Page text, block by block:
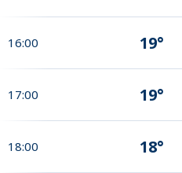
16:00 19°
17:00 19°
18:00 18°